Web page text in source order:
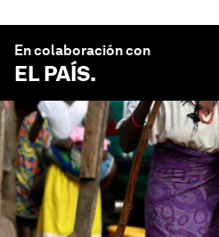
En colaboración con
EL PAÍS.